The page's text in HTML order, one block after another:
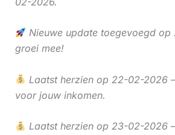
Nieuwe update toegevoegd op
groei mee!
Laatst herzien op 22-02-2026
voor jouw inkomen.
Laatst herzien op 23-02-2026